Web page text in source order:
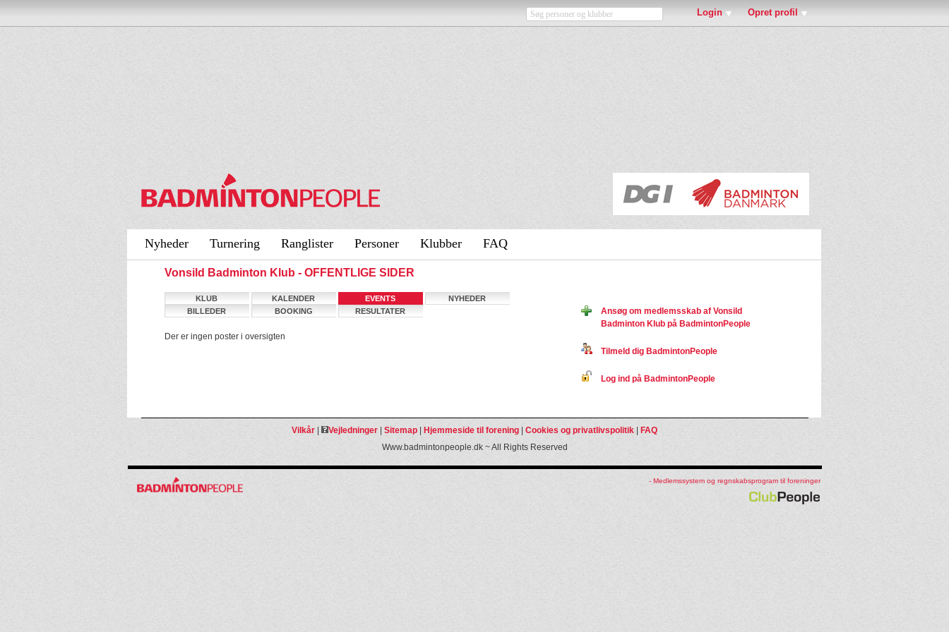
Login Opret profil
Nyheder Turnering Ranglister Personer Klubber FAQ
Vonsild Badminton Klub - OFFENTLIGE SIDER
KLUB KALENDER EVENTS
NYHEDER
BILLEDER
BOOKING RESULTATER
Der er ingen poster i oversigten
Ansøg om medlemsskab af Vonsild
Badminton Klub på BadmintonPeople
Tilmeld dig BadmintonPeople
Log ind på BadmintonPeople
Vilkår Vejledninger Sitemap Hjemmeside til forening Cookies og privatlivspolitik
FAQ
Www.badmintonpeople.dk ~ All Rights Reserved
- Medlemssystem og regnskabsprogram til foreninger